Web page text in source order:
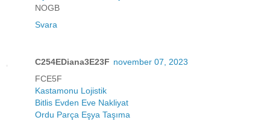
NOGB
Svara
C254EDiana3E23F november 07, 2023
FCE5F
Kastamonu Lojistik
Bitlis Evden Eve Nakliyat
Ordu Parça Eşya Taşıma